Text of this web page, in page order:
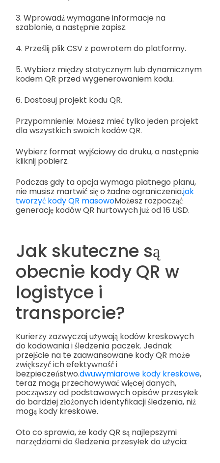
3. Wprowadź wymagane informacje na
szablonie, a następnie zapisz.
4. Prześlij plik CSV z powrotem do platformy.
5. Wybierz między statycznym lub dynamicznym
kodem QR przed wygenerowaniem kodu.
6. Dostosuj projekt kodu QR.
Przypomnienie: Możesz mieć tylko jeden projekt
dla wszystkich swoich kodów QR.
Wybierz format wyjściowy do druku, a następnie
kliknij pobierz.
Podczas gdy ta opcja wymaga płatnego planu,
nie musisz martwić się o żadne ograniczenia.jak
tworzyć kody QR masowoMożesz rozpocząć
generację kodów QR hurtowych już od 16 USD.
Jak skuteczne są
obecnie kody QR w
logistyce i
transporcie?
Kurierzy zazwyczaj używają kodów kreskowych
do kodowania i śledzenia paczek. Jednak
przejście na te zaawansowane kody QR może
zwiększyć ich efektywność i
bezpieczeństwo.dwuwymiarowe kody kreskowe,
teraz mogą przechowywać więcej danych,
począwszy od podstawowych opisów przesyłek
do bardziej złożonych identyfikacji śledzenia, niż
mogą kody kreskowe.
Oto co sprawia, że kody QR są najlepszymi
narzędziami do śledzenia przesyłek do użycia: